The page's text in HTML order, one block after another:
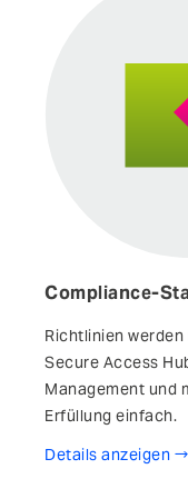
Compliance-
Richtlinien
Secure Access
Management und
Erfüllung einfach.
Details anzeigen